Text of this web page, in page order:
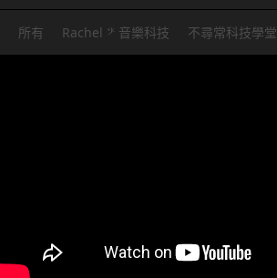
所有 Rachel 𝄢 音樂科技 不尋常科技學堂